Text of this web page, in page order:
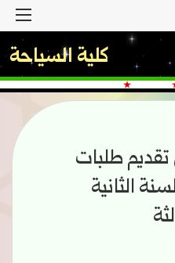
كلية السياحة
طلبات
الثانية